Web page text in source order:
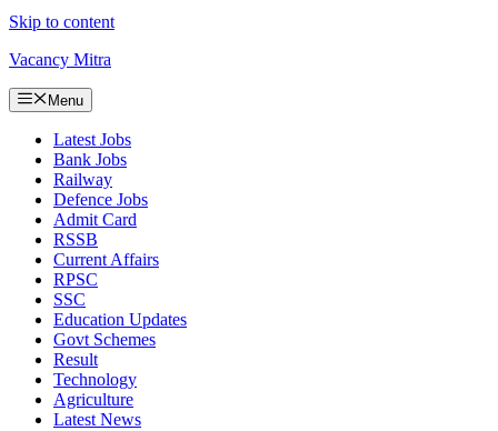
Skip to content
Vacancy Mitra
Menu
Latest Jobs
Bank Jobs
Railway
Defence Jobs
Admit Card
RSSB
Current Affairs
RPSC
SSC
Education Updates
Govt Schemes
Result
Technology
Agriculture
Latest News